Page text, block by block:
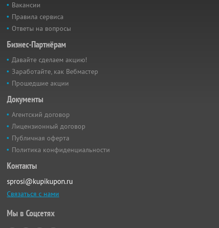
Вакансии
Правила сервиса
Ответы на вопросы
Бизнес-Партнёрам
Давайте сделаем акцию!
Заработайте, как Вебмастер
Прошедшие акции
Документы
Агентский договор
Лицензионный договор
Публичная оферта
Политика конфиденциальности
Контакты
sprosi@kupikupon.ru
Связаться с нами
Мы в Соцсетях